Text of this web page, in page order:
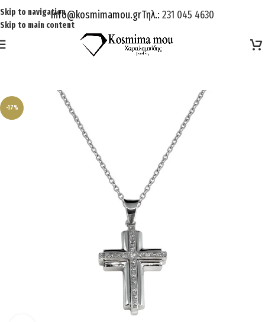
Skip to navigation
Skip to main content
Info@kosmimamou.grΤηλ.: 231 045 4630
-17%